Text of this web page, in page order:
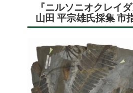
『ニルソニオクレイ
山田 平宗雄氏採集 市